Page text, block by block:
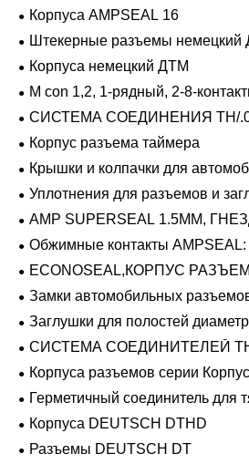
Корпуса AMPSEAL 16
Штекерные разъемы немецкий
Корпуса немецкий ДТМ
M con 1,2, 1-рядный, 2-8-
герметичный
СИСТЕМА СОЕДИНЕНИЯ TH/
Корпус разъема таймера
Крышки и колпачки для
Уплотнения для разъемов и
AMP SUPERSEAL 1.5MM,
Обжимные контакты
ECONOSEAL,КОРПУС
Замки автомобильных
положения
Заглушки для полостей
СИСТЕМА СОЕДИНИТЕЛЕЙ
ВКЛАДЫШ
Корпуса разъемов серии
Герметичный соединитель для
эксплуатации Фиксирующие
Корпуса DEUTSCH DTHD
Разъемы DEUTSCH DT